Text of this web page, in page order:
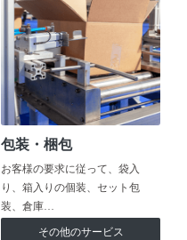
包装・梱包
お客様の要求に従って、袋入
り、箱入りの個装、セット包
装、倉庫…
その他のサービス